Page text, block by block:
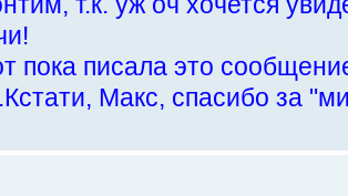
пока писала это
Макс, спасибо за